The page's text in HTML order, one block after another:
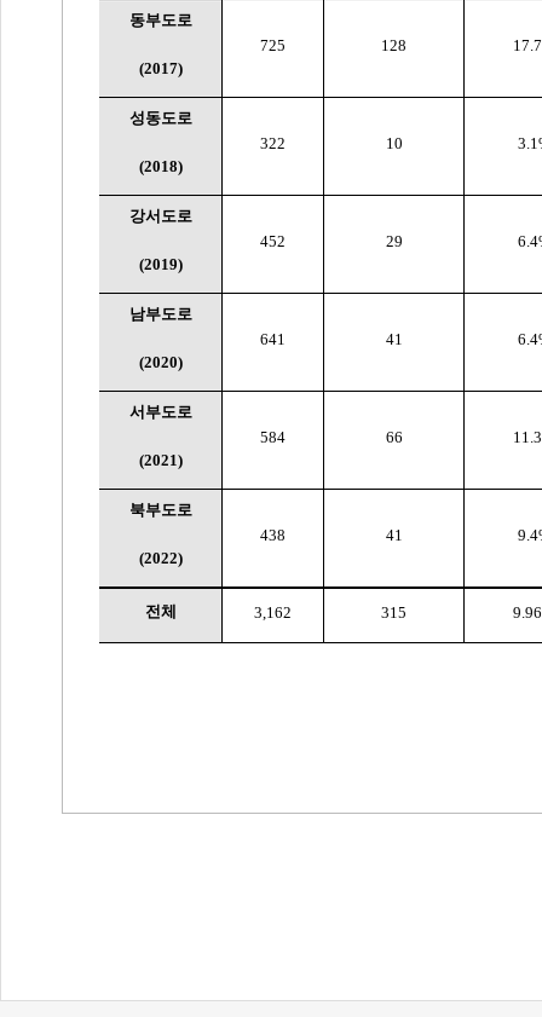
동부도로
(2017)
725 128
성동도로
(2018)
322 10
강서도로
(2019)
452 29
남부도로
(2020)
641 41
서부도로
(2021)
584 66
북부도로
(2022)
438 41
전체 3,162 315